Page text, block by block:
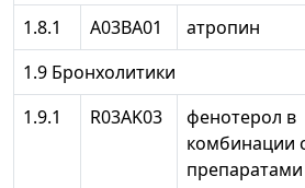
1.8.1
А03ВА01 атропин
1.9 Бронхолитики
1.9.1
R03AK03
фенотерол в
комбинации
препаратами